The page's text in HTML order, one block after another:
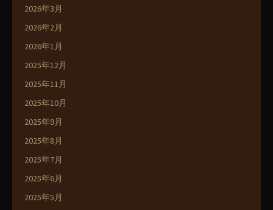
2026年3月
2026年2月
2026年1月
2025年12月
2025年11月
2025年10月
2025年9月
2025年8月
2025年7月
2025年6月
2025年5月